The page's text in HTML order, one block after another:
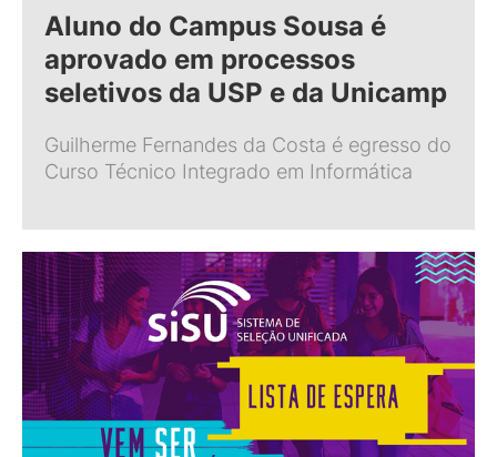
Aluno do Campus Sousa é
aprovado em processos
seletivos da USP e da Unicamp
Guilherme Fernandes da Costa é egresso do
Curso Técnico Integrado em Informática